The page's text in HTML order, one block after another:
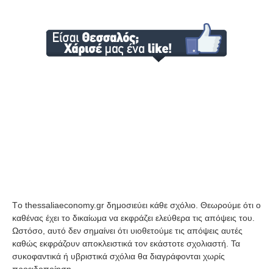
Tο thessaliaeconomy.gr δημοσιεύει κάθε σχόλιο. Θεωρούμε ότι ο
καθένας έχει το δικαίωμα να εκφράζει ελεύθερα τις απόψεις του.
Ωστόσο, αυτό δεν σημαίνει ότι υιοθετούμε τις απόψεις αυτές
καθώς εκφράζουν αποκλειστικά τον εκάστοτε σχολιαστή. Τα
συκοφαντικά ή υβριστικά σχόλια θα διαγράφονται χωρίς